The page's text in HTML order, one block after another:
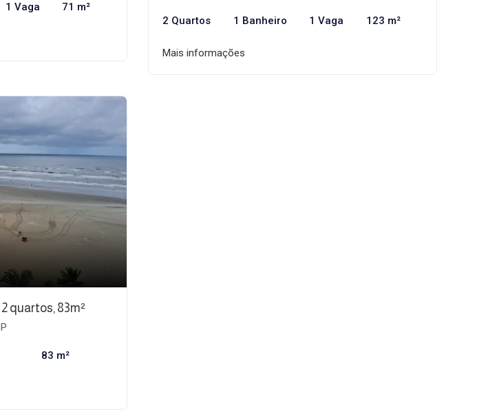
1 Vaga 71 m²
2 Quartos 1 Banheiro 1 Vaga 123 m²
Mais informações
quartos, 83m²
83 m²